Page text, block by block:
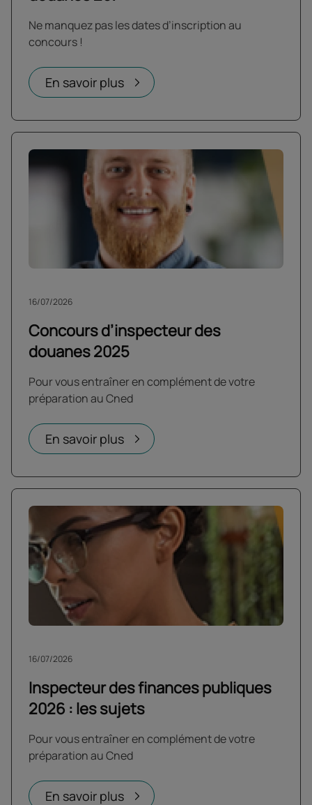
Ne manquez pas les dates d’inscription au
concours !
En savoir plus
Concours d’inspecteur des
douanes 2025
16/07/2026
Pour vous entraîner en complément de votre
préparation au Cned
En savoir plus
Inspecteur des finances publiques
2026 : les sujets
16/07/2026
Pour vous entraîner en complément de votre
préparation au Cned
En savoir plus